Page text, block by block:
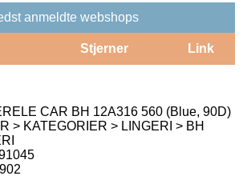
anmeldte webshops
Stjerner Link
CAR BH 12A316 560 (Blue, 90D)
> KATEGORIER > LINGERI > BH